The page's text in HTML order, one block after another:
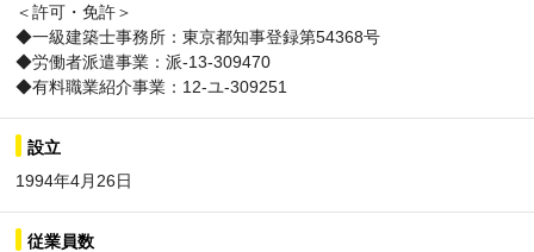
＜許可・免許＞
◆一級建築士事務所：東京都知事登録第54368号
◆労働者派遣事業：派-13-309470
◆有料職業紹介事業：12-ユ-309251
設立
1994年4月26日
従業員数